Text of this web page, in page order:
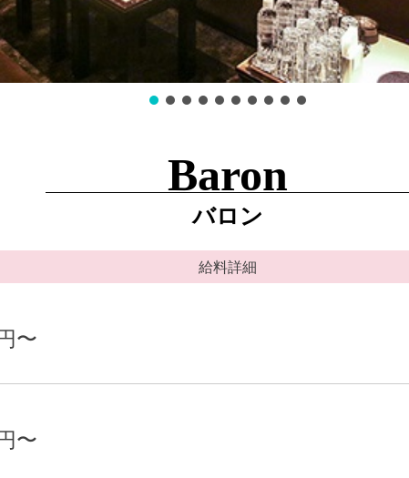
Baron
バロン
給料詳細
〜
〜